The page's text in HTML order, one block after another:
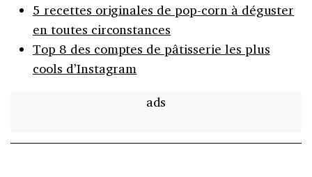
5 recettes originales de pop-corn à déguster
en toutes circonstances
Top 8 des comptes de pâtisserie les plus
cools d’Instagram
ads